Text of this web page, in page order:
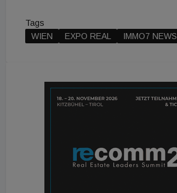
Tags
WIEN
EXPO REAL IMMO7 NEWS